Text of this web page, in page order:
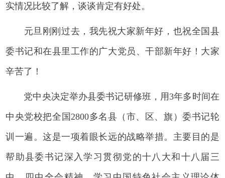
实情况比较了解，谈谈肯定有好处。
元旦刚刚过去，我先祝大家新年好，也祝全国县
委书记和在县里工作的广大党员、干部新年好！大家
辛苦了！
党中央决定举办县委书记研修班，用3年多时间在
中央党校把全国2800多名县（市、区、旗）委书记轮
训一遍。这是一项着眼长远的战略举措。主要目的是
帮助县委书记深入学习贯彻党的十八大和十八届三